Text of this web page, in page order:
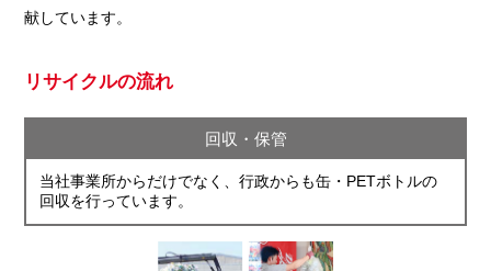
献しています。
リサイクルの流れ
回収・保管
当社事業所からだけでなく、行政からも缶・PETボトルの
回収を行っています。